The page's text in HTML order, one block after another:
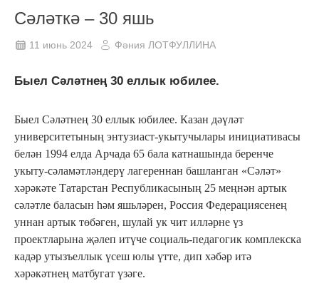
Сәләткә – 30 яшь
11 июнь 2024 Фәния ЛОТФУЛЛИНА
Быел Сәләтнең 30 еллык юбилее.
Быел Сәләтнең 30 еллык юбилее. Казан дәүләт
университетының энтузиаст-укытучылары инициативасы
белән 1994 елда Арчада 65 бала катнашында беренче
укыту-сәламәтләндерү лагереннан башланган «Сәләт»
хәрәкәте Татарстан Республикасының 25 меңнән артык
сәләтле баласын һәм яшьләрен, Россия Федерациясенең
уннан артык төбәген, шулай ук чит илләрне үз
проектларына җәлеп итүче социаль-педагогик комплекска
кадәр утызъеллык үсеш юлы үтте, дип хәбәр итә
хәрәкәтнең матбугат үзәге.